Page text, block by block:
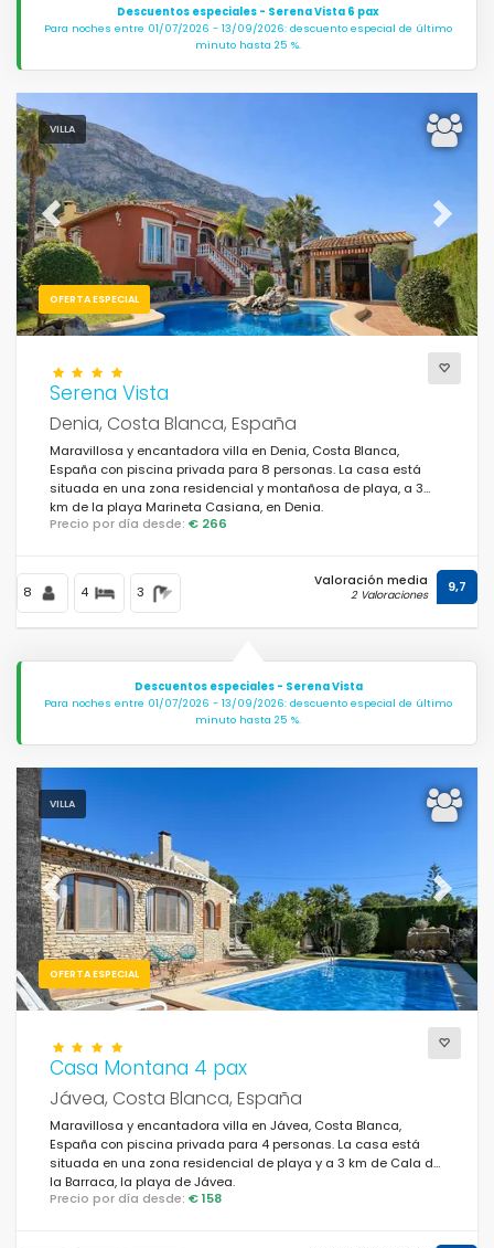
Descuentos especiales - Serena Vista 6 pax
Para noches entre 01/07/2026 - 13/09/2026: descuento especial de último
minuto hasta 25 %.
VILLA
OFERTA ESPECIAL
Previous Next
Serena Vista
Denia, Costa Blanca, España
Maravillosa y encantadora villa en Denia, Costa Blanca,
España con piscina privada para 8 personas. La casa está
situada en una zona residencial y montañosa de playa, a 3
km de la playa Marineta Casiana, en Denia.
Precio por día desde: € 266
8 4 3
Valoración media
2 Valoraciones 9,7
Descuentos especiales - Serena Vista
Para noches entre 01/07/2026 - 13/09/2026: descuento especial de último
minuto hasta 25 %.
VILLA
OFERTA ESPECIAL
Previous Next
Casa Montana 4 pax
Jávea, Costa Blanca, España
Maravillosa y encantadora villa en Jávea, Costa Blanca,
España con piscina privada para 4 personas. La casa está
situada en una zona residencial de playa y a 3 km de Cala de
la Barraca, la playa de Jávea.
Precio por día desde: € 158